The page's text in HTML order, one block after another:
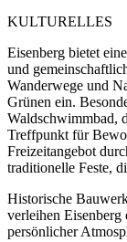
KULTURELLES
Eisenberg bietet
und
Wanderwege und
Grünen ein.
Waldschwimmbad,
Treffpunkt für
Freizeitangebot
traditionelle Feste,
Historische
verleihen Eisenberg
persönlicher